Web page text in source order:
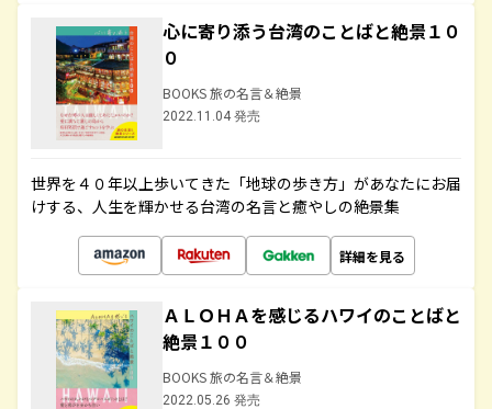
心に寄り添う台湾のことばと絶景１０
０
BOOKS 旅の名言＆絶景
2022.11.04 発売
世界を４０年以上歩いてきた「地球の歩き方」があなたにお届
けする、人生を輝かせる台湾の名言と癒やしの絶景集
詳細を見る
ＡＬＯＨＡを感じるハワイのことばと
絶景１００
BOOKS 旅の名言＆絶景
2022.05.26 発売